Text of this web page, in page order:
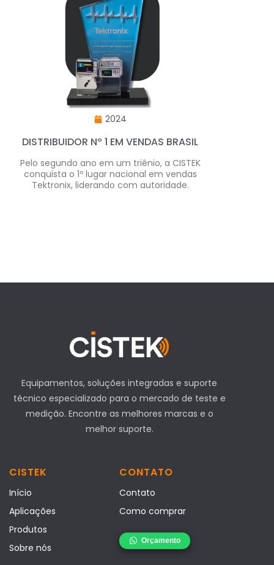
2024
DISTRIBUIDOR Nº 1 EM VENDAS BRASIL
Pelo segundo ano em um triênio, a CISTEK
conquista o 1º lugar nacional em vendas
Tektronix, liderando com autoridade.
Equipamentos, soluções integradas e suporte
técnico especializado para o mercado de teste e
medição. Encontre as melhores marcas e o
melhor suporte.
CISTEK
Início
Aplicações
Produtos
Sobre nós
CONTATO
Contato
Como comprar